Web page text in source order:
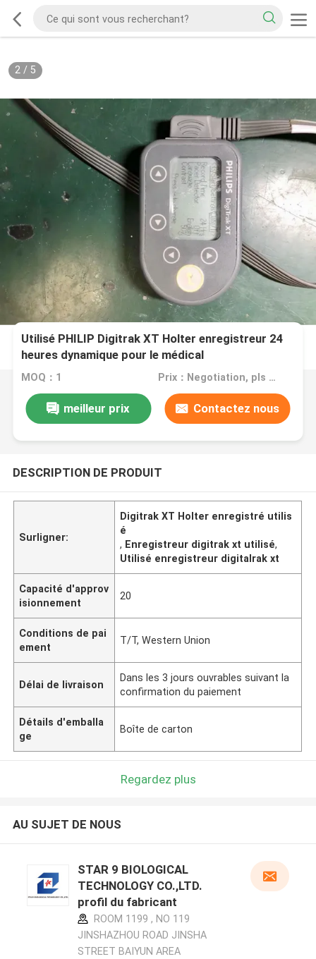
2/ 5
Utilisé PHILIP Digitrak XT Holter enregistreur 24
heures dynamique pour le médical
MOQ：1 Prix：Negotiation, pls contact me
meilleur prix Contactez nous
DESCRIPTION DE PRODUIT
Surligner:
Digitrak XT Holter enregistré utilis
é
, Enregistreur digitrak xt utilisé,
Utilisé enregistreur digitalrak xt
Capacité d'approv
isionnement
20
Conditions de pai
ement
T/T, Western Union
Délai de livraison
Dans les 3 jours ouvrables suivant la
confirmation du paiement
Détails d'emballa
ge
Boîte de carton
Regardez plus
AU SUJET DE NOUS
STAR 9 BIOLOGICAL
TECHNOLOGY CO.,LTD.
profil du fabricant
ROOM 1199 , NO 119
JINSHAZHOU ROAD JINSHA
STREET BAIYUN AREA